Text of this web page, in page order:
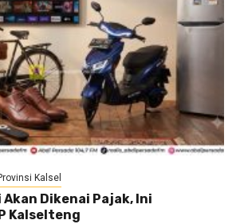
Kalsel
Dikenai Pajak, Ini
Kalselteng